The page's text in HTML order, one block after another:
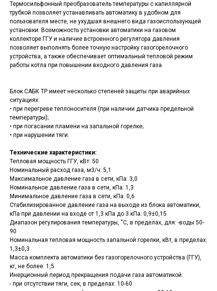
Термосильфонный преобразователь температуры с капиллярной
трубкой позволяет устанавливать автоматику в удобном для
пользователя месте, не ухудшая внешнего вида газоиспользующей
установки. Возможность установки автоматики на газовом
коллекторе ГГУ и наличие встроенного регулятора давления
позволяет выполнять более точную настройку газогорелочного
устройства, а также обеспечивает оптимальный тепловой режим
работы котла при повышении входного давления газа.
Блок САБК ТР имеет несколько степеней защиты при аварийных
ситуациях:
• при перегреве теплоносителя (при наличии датчика предельной
температуры);
• при погасании пламени на запальной горелке;
• при нарушении тяги.
Технические характеристики:
Тепловая мощность ГГУ, кВт: 50
Номинальный расход газа, м3/ч: 5,1
Максимальное давление газа в сети, кПа: 3,0
Номинальное давление газа в сети, кПа: 1,3
Минимальное давление газа в сети, кПа: 0,6
Стабилизированное давление газа на выходе из блока автоматики,
кПа при давлении на входе от 1,3 кПа до 3 кПа: 0,9±0,15
Диапазон регулирования температуры, ˚С, в пределах, для: -воды 50-
90
Номинальная тепловая мощность запальной горелки, кВт, в пределах:
1,3±0,3
Масса комплекта автоматики без газогорелочного устройства (ГГУ),
кг, не более: 1,5
Инерционный период прекращения подачи газа автоматикой:
- при отсутствии тяги, сек, в пределах: 10-60